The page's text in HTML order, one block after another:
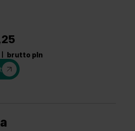
brutto pln